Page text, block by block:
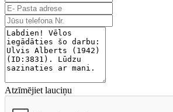
Atzīmējiet lauciņu